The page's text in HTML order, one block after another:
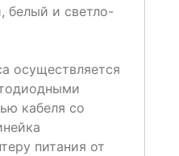
белый и светло-
осуществляется
кабеля со
питания от